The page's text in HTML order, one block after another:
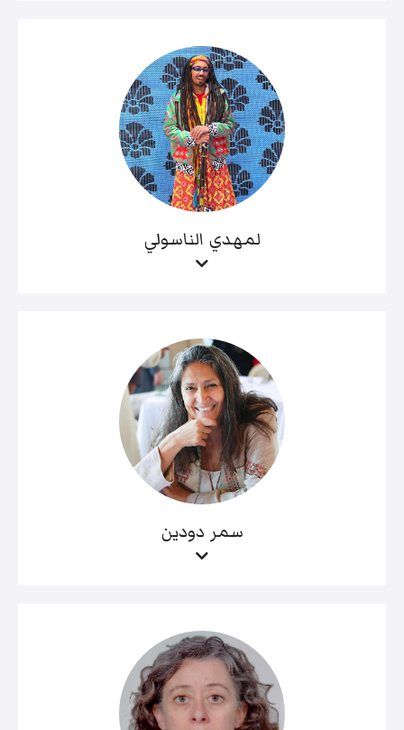
لمهدي الناسولي
سمر دودين